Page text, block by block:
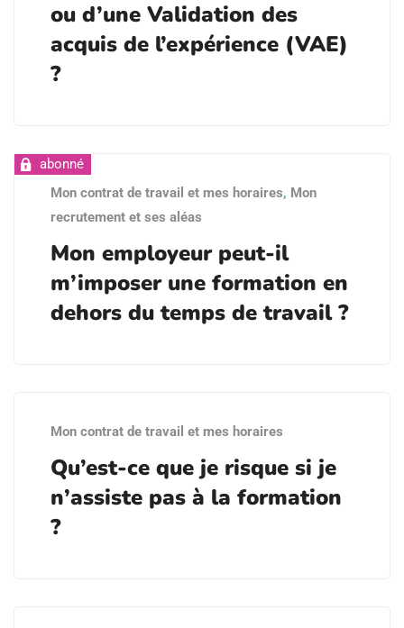
ou d’une Validation des
acquis de l’expérience (VAE)
?
Mon contrat de travail et mes horaires, Mon
recrutement et ses aléas
Mon employeur peut-il
m’imposer une formation en
dehors du temps de travail ?
Mon contrat de travail et mes horaires
Qu’est-ce que je risque si je
n’assiste pas à la formation
?